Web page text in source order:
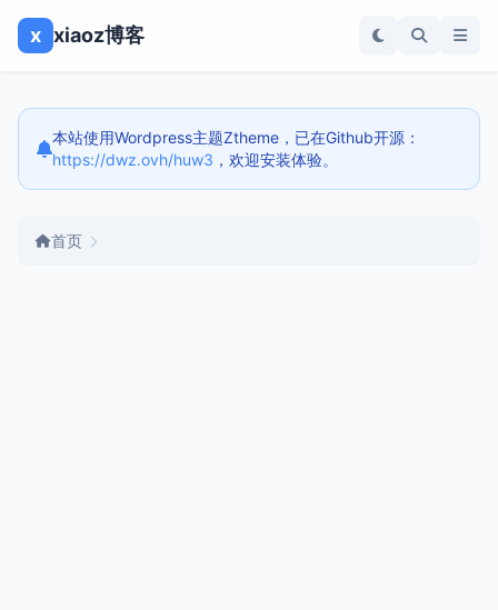
x xiaoz博客
本站使用Wordpress主题Ztheme，已在Github开源：
https://dwz.ovh/huw3 ，欢迎安装体验。
首页